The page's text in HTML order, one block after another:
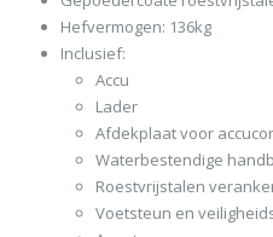
Hefvermogen: 136kg
Inclusief:
Accu
Lader
Afdekplaat voor
Waterbestendige
Roestvrijstalen
Voetsteun en